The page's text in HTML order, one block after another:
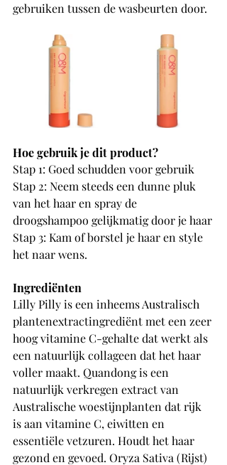
gebruiken tussen de wasbeurten door.
Hoe gebruik je dit product?
Stap 1: Goed schudden voor gebruik
Stap 2: Neem steeds een dunne pluk
van het haar en spray de
droogshampoo gelijkmatig door je haar
Stap 3: Kam of borstel je haar en style
het naar wens.
Ingrediënten
Lilly Pilly is een inheems Australisch
plantenextractingrediënt met een zeer
hoog vitamine C-gehalte dat werkt als
een natuurlijk collageen dat het haar
voller maakt. Quandong is een
natuurlijk verkregen extract van
Australische woestijnplanten dat rijk
is aan vitamine C, eiwitten en
essentiële vetzuren. Houdt het haar
gezond en gevoed. Oryza Sativa (Rijst)